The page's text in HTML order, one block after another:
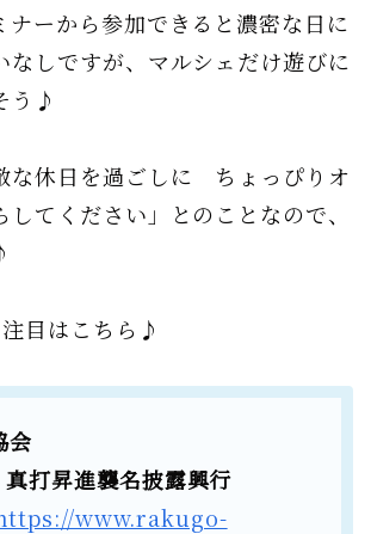
ナーから参加できると濃密な日に
なしですが、マルシェだけ遊びに
う♪
な休日を過ごしに ちょっぴりオ
してください」とのことなので、
目はこちら♪
会
打昇進襲名披露興行
www.rakugo-